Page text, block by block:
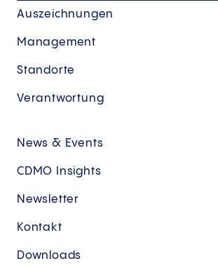
Auszeichnungen
Management
Standorte
Verantwortung
News & Events
CDMO Insights
Newsletter
Kontakt
Downloads